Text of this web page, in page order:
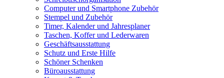
Computer und Smartphone Zubehör
Stempel und Zubehör
Timer, Kalender und Jahresplaner
Taschen, Koffer und Lederwaren
Geschäftsausstattung
Schutz und Erste Hilfe
Schöner Schenken
Büroausstattung